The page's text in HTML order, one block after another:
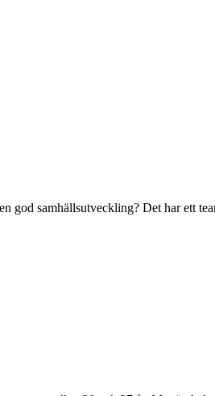
god samhällsutveckling? Det har ett